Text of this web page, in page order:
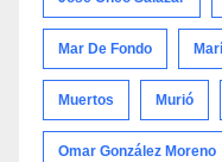
Mar De Fondo
Muertos Murió
Omar González Moreno